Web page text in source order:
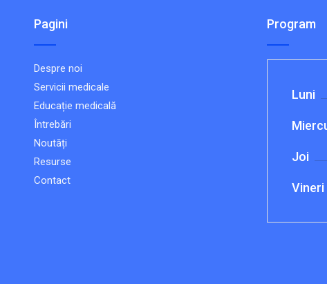
Pagini
Despre noi
Servicii medicale
Educație medicală
Întrebări
Noutăți
Resurse
Contact
Program
Luni
Joi
Vineri